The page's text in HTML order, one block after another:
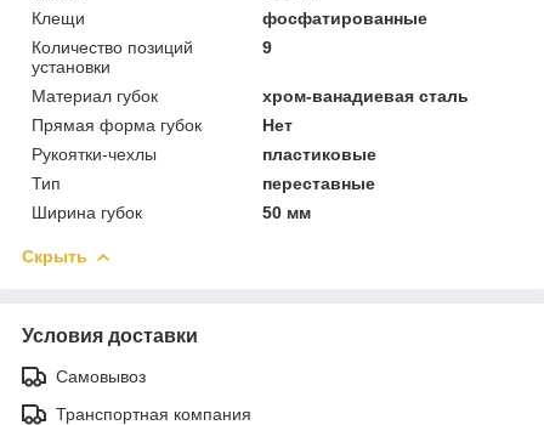
Клещи
фосфатированные
Количество позиций
установки
9
Материал губок
хром-ванадиевая сталь
Прямая форма губок
Нет
Рукоятки-чехлы
пластиковые
Тип
переставные
Ширина губок
50 мм
Скрыть
Условия доставки
Самовывоз
Транспортная компания